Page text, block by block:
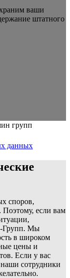
ваши
штатного
групп
данных
споров,
Поэтому, если вам
Групп. Мы
в широком
цены и
Если у вас
сотрудники